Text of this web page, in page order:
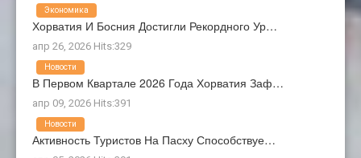
Хорватия И Босния Достигли Рекордного Ур…
апр 26, 2026 Hits:329
Экономика
В Первом Квартале 2026 Года Хорватия Заф…
апр 09, 2026 Hits:391
Новости
Активность Туристов На Пасху Способствуе…
Новости